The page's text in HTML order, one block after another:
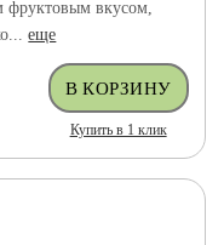
фруктовым вкусом,
еще
Купить в 1 клик